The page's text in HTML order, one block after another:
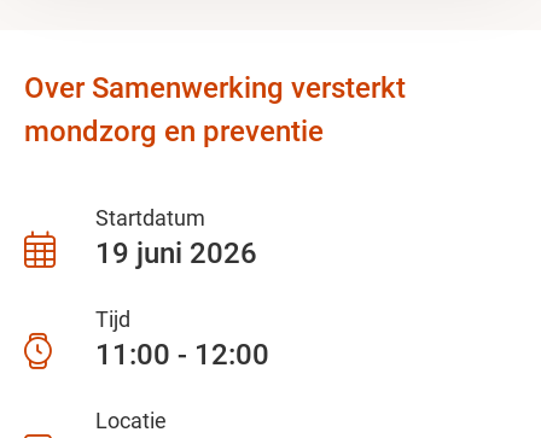
Over Samenwerking versterkt
mondzorg en preventie
Startdatum
19 juni 2026
Tijd
11:00 - 12:00
Locatie